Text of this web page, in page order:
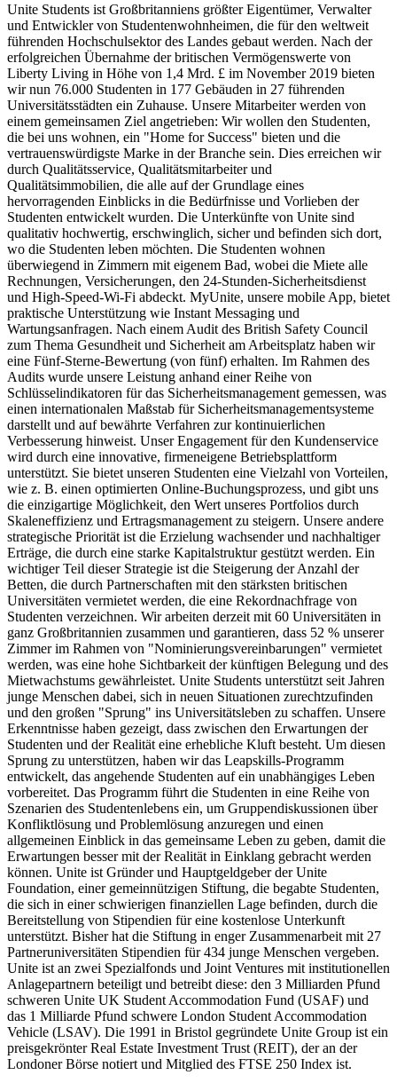
Unite Students ist Großbritanniens größter Eigentümer, Verwalter
und Entwickler von Studentenwohnheimen, die für den weltweit
führenden Hochschulsektor des Landes gebaut werden. Nach der
erfolgreichen Übernahme der britischen Vermögenswerte von
Liberty Living in Höhe von 1,4 Mrd. £ im November 2019 bieten
wir nun 76.000 Studenten in 177 Gebäuden in 27 führenden
Universitätsstädten ein Zuhause. Unsere Mitarbeiter werden von
einem gemeinsamen Ziel angetrieben: Wir wollen den Studenten,
die bei uns wohnen, ein "Home for Success" bieten und die
vertrauenswürdigste Marke in der Branche sein. Dies erreichen wir
durch Qualitätsservice, Qualitätsmitarbeiter und
Qualitätsimmobilien, die alle auf der Grundlage eines
hervorragenden Einblicks in die Bedürfnisse und Vorlieben der
Studenten entwickelt wurden. Die Unterkünfte von Unite sind
qualitativ hochwertig, erschwinglich, sicher und befinden sich dort,
wo die Studenten leben möchten. Die Studenten wohnen
überwiegend in Zimmern mit eigenem Bad, wobei die Miete alle
Rechnungen, Versicherungen, den 24-Stunden-Sicherheitsdienst
und High-Speed-Wi-Fi abdeckt. MyUnite, unsere mobile App, bietet
praktische Unterstützung wie Instant Messaging und
Wartungsanfragen. Nach einem Audit des British Safety Council
zum Thema Gesundheit und Sicherheit am Arbeitsplatz haben wir
eine Fünf-Sterne-Bewertung (von fünf) erhalten. Im Rahmen des
Audits wurde unsere Leistung anhand einer Reihe von
Schlüsselindikatoren für das Sicherheitsmanagement gemessen, was
einen internationalen Maßstab für Sicherheitsmanagementsysteme
darstellt und auf bewährte Verfahren zur kontinuierlichen
Verbesserung hinweist. Unser Engagement für den Kundenservice
wird durch eine innovative, firmeneigene Betriebsplattform
unterstützt. Sie bietet unseren Studenten eine Vielzahl von Vorteilen,
wie z. B. einen optimierten Online-Buchungsprozess, und gibt uns
die einzigartige Möglichkeit, den Wert unseres Portfolios durch
Skaleneffizienz und Ertragsmanagement zu steigern. Unsere andere
strategische Priorität ist die Erzielung wachsender und nachhaltiger
Erträge, die durch eine starke Kapitalstruktur gestützt werden. Ein
wichtiger Teil dieser Strategie ist die Steigerung der Anzahl der
Betten, die durch Partnerschaften mit den stärksten britischen
Universitäten vermietet werden, die eine Rekordnachfrage von
Studenten verzeichnen. Wir arbeiten derzeit mit 60 Universitäten in
ganz Großbritannien zusammen und garantieren, dass 52 % unserer
Zimmer im Rahmen von "Nominierungsvereinbarungen" vermietet
werden, was eine hohe Sichtbarkeit der künftigen Belegung und des
Mietwachstums gewährleistet. Unite Students unterstützt seit Jahren
junge Menschen dabei, sich in neuen Situationen zurechtzufinden
und den großen "Sprung" ins Universitätsleben zu schaffen. Unsere
Erkenntnisse haben gezeigt, dass zwischen den Erwartungen der
Studenten und der Realität eine erhebliche Kluft besteht. Um diesen
Sprung zu unterstützen, haben wir das Leapskills-Programm
entwickelt, das angehende Studenten auf ein unabhängiges Leben
vorbereitet. Das Programm führt die Studenten in eine Reihe von
Szenarien des Studentenlebens ein, um Gruppendiskussionen über
Konfliktlösung und Problemlösung anzuregen und einen
allgemeinen Einblick in das gemeinsame Leben zu geben, damit die
Erwartungen besser mit der Realität in Einklang gebracht werden
können. Unite ist Gründer und Hauptgeldgeber der Unite
Foundation, einer gemeinnützigen Stiftung, die begabte Studenten,
die sich in einer schwierigen finanziellen Lage befinden, durch die
Bereitstellung von Stipendien für eine kostenlose Unterkunft
unterstützt. Bisher hat die Stiftung in enger Zusammenarbeit mit 27
Partneruniversitäten Stipendien für 434 junge Menschen vergeben.
Unite ist an zwei Spezialfonds und Joint Ventures mit institutionellen
Anlagepartnern beteiligt und betreibt diese: den 3 Milliarden Pfund
schweren Unite UK Student Accommodation Fund (USAF) und
das 1 Milliarde Pfund schwere London Student Accommodation
Vehicle (LSAV). Die 1991 in Bristol gegründete Unite Group ist ein
preisgekrönter Real Estate Investment Trust (REIT), der an der
Londoner Börse notiert und Mitglied des FTSE 250 Index ist.